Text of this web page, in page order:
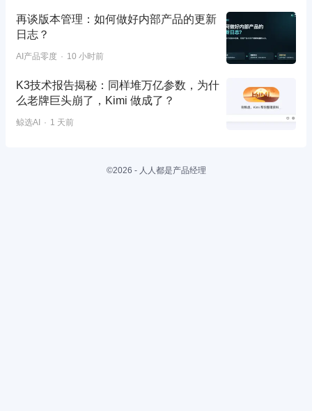
再谈版本管理：如何做好内部产品的更新
日志？
AI产品零度 10 小时前
K3技术报告揭秘：同样堆万亿参数，为什
么老牌巨头崩了，Kimi 做成了？
鲸选AI 1 天前
©2026 - 人人都是产品经理